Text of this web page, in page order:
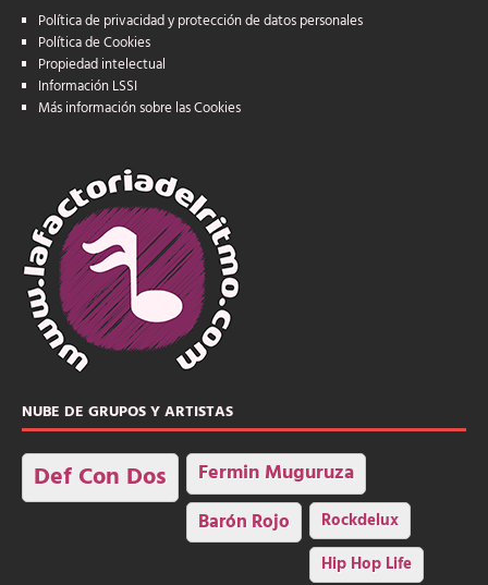
Política de privacidad y protección de datos personales
Política de Cookies
Propiedad intelectual
Información LSSI
Más información sobre las Cookies
NUBE DE GRUPOS Y ARTISTAS
Def Con Dos Fermin Muguruza
Barón Rojo Rockdelux
Hip Hop Life